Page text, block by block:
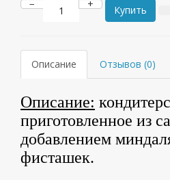
− + Купить
Описание Отзывов (0)
Описание:
приготовленное из
добавлением
фисташек.